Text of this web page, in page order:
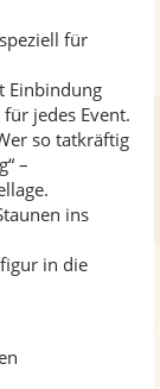
für
Einbindung
jedes Event.
so tatkräftig
–
ins
in die